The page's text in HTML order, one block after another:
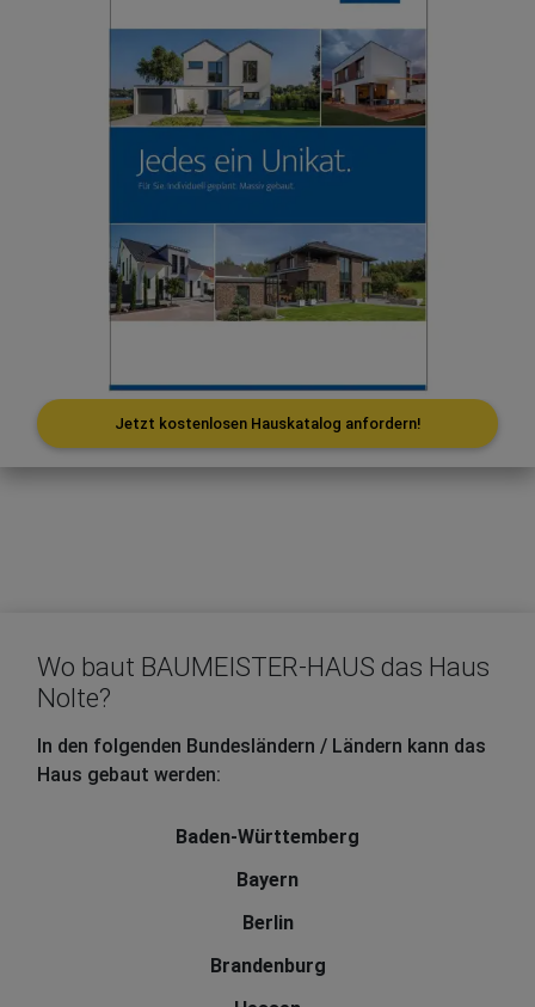
Jetzt kostenlosen Hauskatalog anfordern!
Wo baut BAUMEISTER-HAUS das Haus
Nolte?
In den folgenden Bundesländern / Ländern kann das
Haus gebaut werden:
Baden-Württemberg
Bayern
Berlin
Brandenburg